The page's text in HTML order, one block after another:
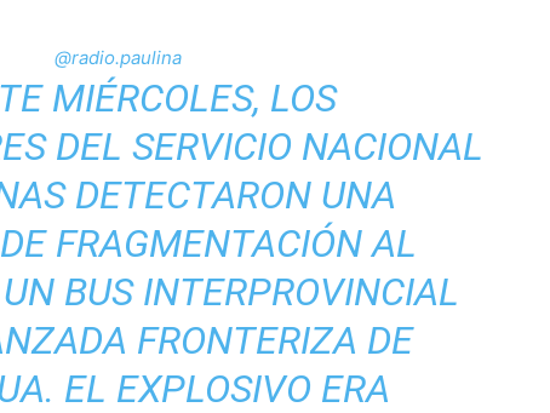
@radio.paulina
MIÉRCOLES, LOS
DEL SERVICIO NACIONAL
DETECTARON UNA
FRAGMENTACIÓN AL
BUS INTERPROVINCIAL
FRONTERIZA DE
EL EXPLOSIVO ERA